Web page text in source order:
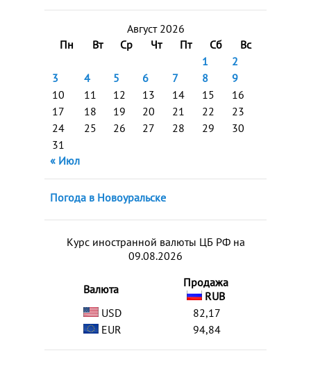
Август 2026
Пн
Вт Ср Чт Пт Сб
Вс
1
2
3
4 5 6 7 8
9
10
11 12 13 14 15
16
17
18 19 20 21 22
23
24
25 26 27 28 29
30
31
« Июл
Погода в Новоуральске
Курс иностранной валюты ЦБ РФ на
09.08.2026
Валюта
Продажа
RUB
USD
82,17
EUR
94,84